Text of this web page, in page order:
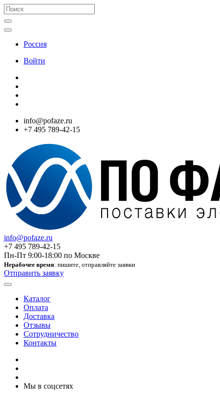
Россия
Войти
info@pofaze.ru
+7 495 789-42-15
info@pofaze.ru
+7 495 789-42-15
Пн-Пт 9:00-18:00 по Москве
Нерабочее время: пишите, отправляйте заявки
Отправить заявку
Каталог
Оплата
Доставка
Отзывы
Сотрудничество
Контакты
Мы в соцсетях